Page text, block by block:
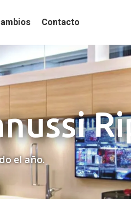
Contacto
el año.